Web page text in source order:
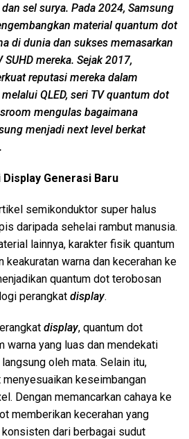
sel surya. Pada 2024, Samsung
material quantum dot
di dunia dan sukses memasarkan
mereka. Sejak 2017,
reputasi mereka dalam
QLED, seri TV quantum dot
mengulas bagaimana
menjadi next level berkat
Generasi Baru
semikonduktor super halus
daripada sehelai rambut manusia.
lainnya, karakter fisik quantum
keakuratan warna dan kecerahan ke
quantum dot terobosan
perangkat display.
display, quantum dot
warna yang luas dan mendekati
oleh mata. Selain itu,
keseimbangan
Dengan memancarkan cahaya ke
memberikan kecerahan yang
konsisten dari berbagai sudut